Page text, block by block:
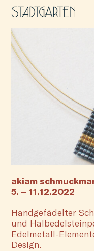
akiam
5. – 11.12.2022
Handgefädelter
und
Edelmetall-
Design.